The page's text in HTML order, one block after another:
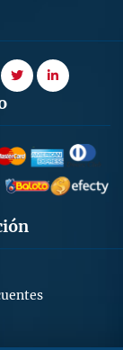
twitterlinkedin